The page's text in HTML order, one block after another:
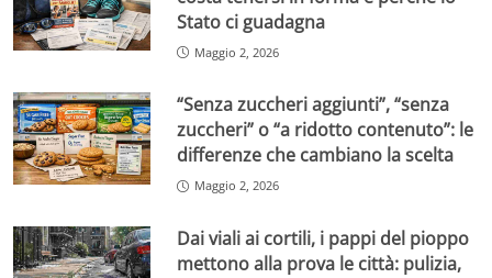
Stato ci guadagna
Maggio 2, 2026
“Senza zuccheri aggiunti”, “senza
zuccheri” o “a ridotto contenuto”: le
differenze che cambiano la scelta
Maggio 2, 2026
Dai viali ai cortili, i pappi del pioppo
mettono alla prova le città: pulizia,